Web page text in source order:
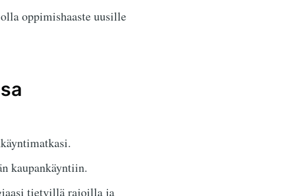
oppimishaaste uusille
kaupankäyntiin.
tietyillä rajoilla ja